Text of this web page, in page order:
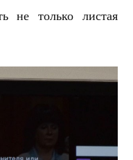
не только листая